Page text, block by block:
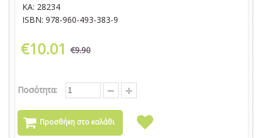
KA: 28234
ISBN: 978-960-493-383-9
€10.01 €9.90
Ποσότητα:
Προσθήκη στο καλάθι